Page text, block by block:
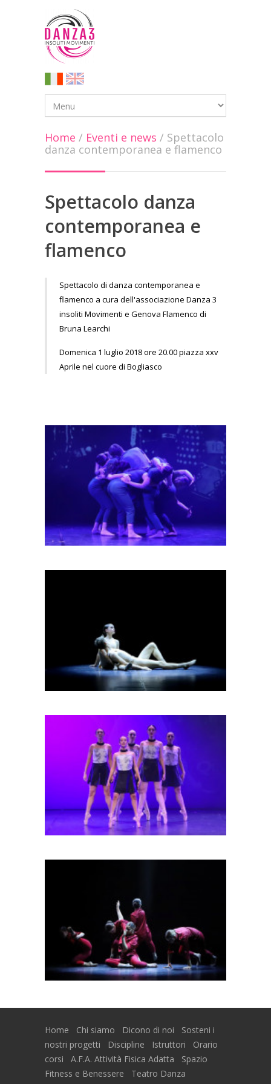
Home / Eventi e news / Spettacolo
danza contemporanea e flamenco
Spettacolo danza
contemporanea e
flamenco
Spettacolo di danza contemporanea e
flamenco a cura dell'associazione Danza 3
insoliti Movimenti e Genova Flamenco di
Bruna Learchi
Domenica 1 luglio 2018 ore 20.00 piazza xxv
Aprile nel cuore di Bogliasco
Home Chi siamo Dicono di noi
Sosteni i
nostri progetti
Discipline Istruttori
Orario
corsi
A.F.A. Attività Fisica Adatta
Spazio
Fitness e Benessere
Teatro Danza